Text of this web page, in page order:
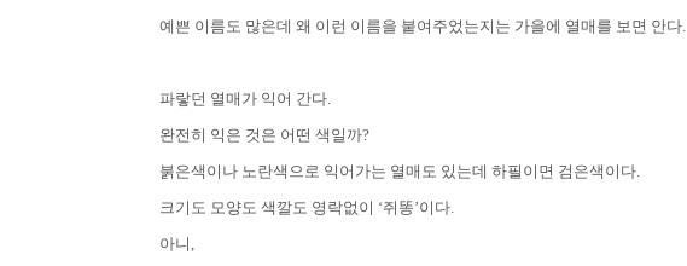
예쁜 이름도 많은데 왜 이런 이름을 붙여주었는지는 가을에 열매를 보면 안다.
파랗던 열매가 익어 간다.
완전히 익은 것은 어떤 색일까?
붉은색이나 노란색으로 익어가는 열매도 있는데 하필이면 검은색이다.
크기도 모양도 색깔도 영락없이 ‘쥐똥’이다.
아니 ,